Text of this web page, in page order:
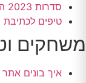
סדרות 2023 המלצות לסדרות חדשות!
טיפים
משחקים
איך בונים אתר